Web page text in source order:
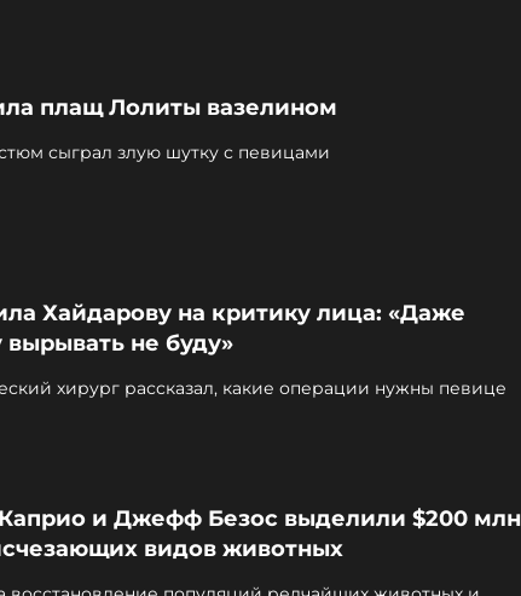
плащ Лолиты вазелином
сыграл злую шутку с певицами
Хайдарову на критику лица: «Даже
вырывать не буду»
хирург рассказал, какие операции нужны певице
и Джефф Безос выделили $200 млн
видов животных